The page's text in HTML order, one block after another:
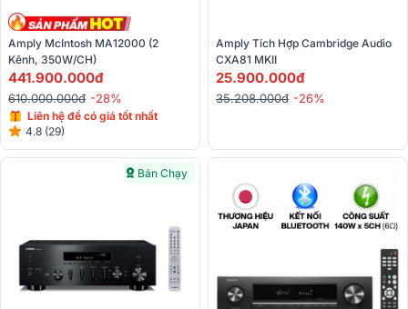
Amply McIntosh MA12000 (2
Kênh, 350W/CH)
441.900.000đ
610.000.000đ -28%
Liên hệ để có giá tốt nhất
4.8 (29)
Amply Tích Hợp Cambridge Audio
25.900.000đ
35.208.000đ -26%
Bán Chạy